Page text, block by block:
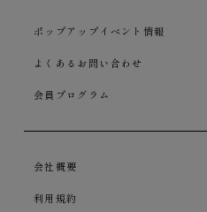
ーケア仕様です。
ポップアップイベント情報
よくあるお問い合わせ
会員プログラム
会社概要
利用規約